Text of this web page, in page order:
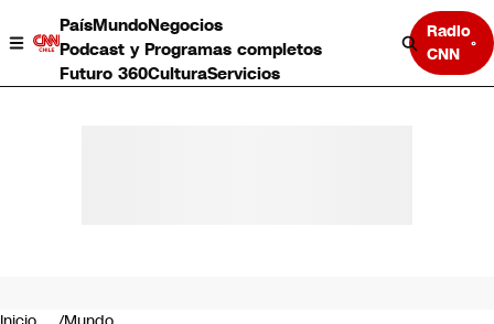
PaísMundoNegocios
Podcast y Programas completos
Futuro 360CulturaServicios
Radio
CNN
Negocios